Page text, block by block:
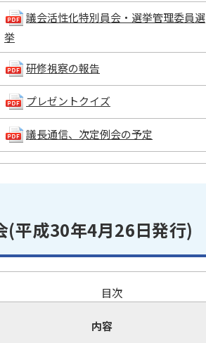
議会活性化特別員会・選挙管理委員選
挙
研修視察の報告
プレゼントクイズ
議長通信、次定例会の予定
(平成30年4月26日発行)
目次
内容